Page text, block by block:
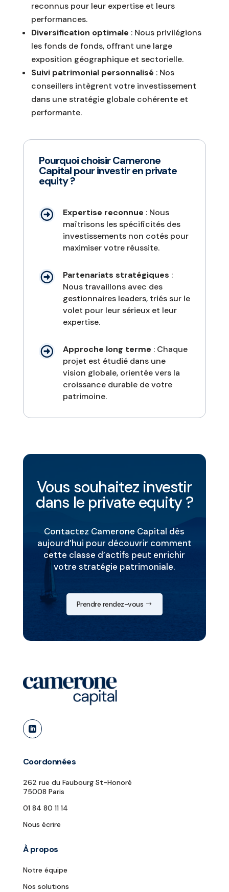
reconnus pour leur expertise et leurs
performances.
Diversification optimale : Nous privilégions
les fonds de fonds, offrant une large
exposition géographique et sectorielle.
Suivi patrimonial personnalisé : Nos
conseillers intègrent votre investissement
dans une stratégie globale cohérente et
performante.
Pourquoi choisir Camerone
Capital pour investir en private
equity ?
 Expertise reconnue : Nous
maîtrisons les spécificités des
investissements non cotés pour
maximiser votre réussite.
 Partenariats stratégiques :
Nous travaillons avec des
gestionnaires leaders, triés sur le
volet pour leur sérieux et leur
expertise.
 Approche long terme : Chaque
projet est étudié dans une
vision globale, orientée vers la
croissance durable de votre
patrimoine.
Vous souhaitez investir
dans le private equity ?
Contactez Camerone Capital dès
aujourd’hui pour découvrir comment
cette classe d’actifs peut enrichir
votre stratégie patrimoniale.
Prendre rendez-vous

Coordonnées
262 rue du Faubourg St-Honoré
75008 Paris
01 84 80 11 14
Nous écrire
À propos
Notre équipe
Nos solutions